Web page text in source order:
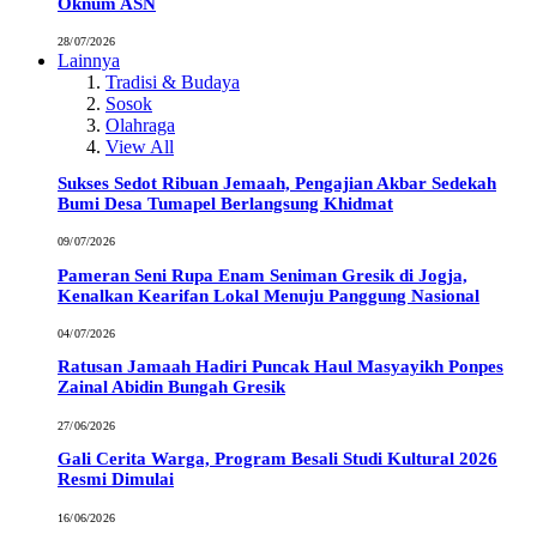
28/07/2026
Lainnya
Tradisi & Budaya
Sosok
Olahraga
View All
Sukses Sedot Ribuan Jemaah, Pengajian Akbar Sedekah
Bumi Desa Tumapel Berlangsung Khidmat
09/07/2026
Pameran Seni Rupa Enam Seniman Gresik di Jogja,
Kenalkan Kearifan Lokal Menuju Panggung Nasional
04/07/2026
Ratusan Jamaah Hadiri Puncak Haul Masyayikh Ponpes
Zainal Abidin Bungah Gresik
27/06/2026
Gali Cerita Warga, Program Besali Studi Kultural 2026
Resmi Dimulai
16/06/2026